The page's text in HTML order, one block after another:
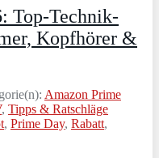
Top-Technik-
Kopfhörer &
Amazon Prime
, Tipps & Ratschläge
, Prime Day, Rabatt,